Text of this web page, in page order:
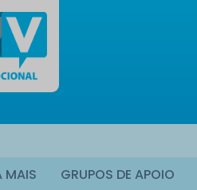
MAIS GRUPOS DE APOIO